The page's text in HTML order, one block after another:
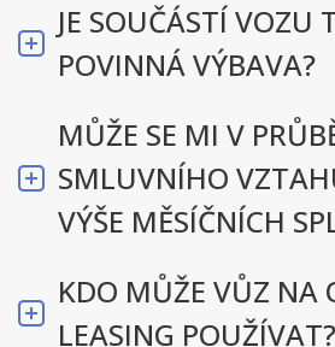
JE SOUČÁSTÍ VOZU
POVINNÁ VÝBAVA?
MŮŽE SE MI V
SMLUVNÍHO
VÝŠE MĚSÍČNÍCH
KDO MŮŽE VŮZ NA
LEASING POUŽÍVAT?